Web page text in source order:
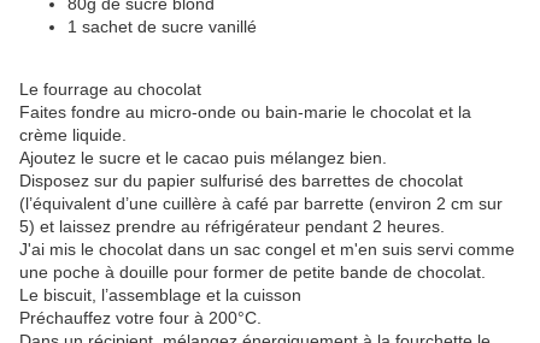
1 sachet de sucre vanillé
Le fourrage au chocolat
Faites fondre au micro-onde ou bain-marie le chocolat et la
crème liquide.
Ajoutez le sucre et le cacao puis mélangez bien.
Disposez sur du papier sulfurisé des barrettes de chocolat
(l’équivalent d’une cuillère à café par barrette (environ 2 cm sur
5) et laissez prendre au réfrigérateur pendant 2 heures.
J'ai mis le chocolat dans un sac congel et m'en suis servi comme
une poche à douille pour former de petite bande de chocolat.
Le biscuit, l’assemblage et la cuisson
Préchauffez votre four à 200°C.